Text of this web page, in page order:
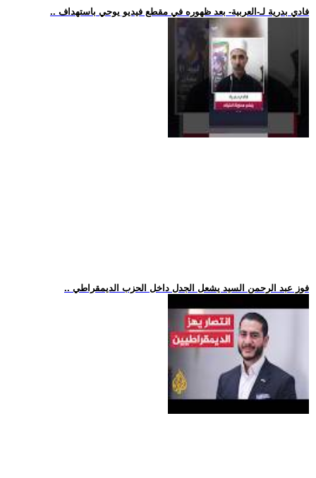
.. فادي بدرية لـ-العربية- بعد ظهوره في مقطع فيديو يوحي باستهداف
.. فوز عبد الرحمن السيد يشعل الجدل داخل الحزب الديمقراطي